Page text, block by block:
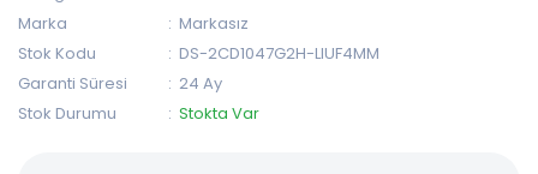
Marka
Markasız
Stok Kodu
DS-2CD1047G2H-LIUF4MM
Garanti Süresi
24 Ay
Stok Durumu
Stokta Var